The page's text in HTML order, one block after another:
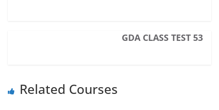
GDA CLASS TEST 53
Related Courses